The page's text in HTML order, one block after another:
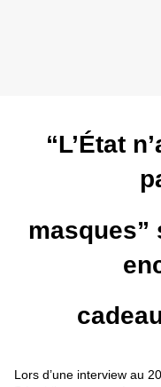
“L’État
masques”
Lors d’une interview au